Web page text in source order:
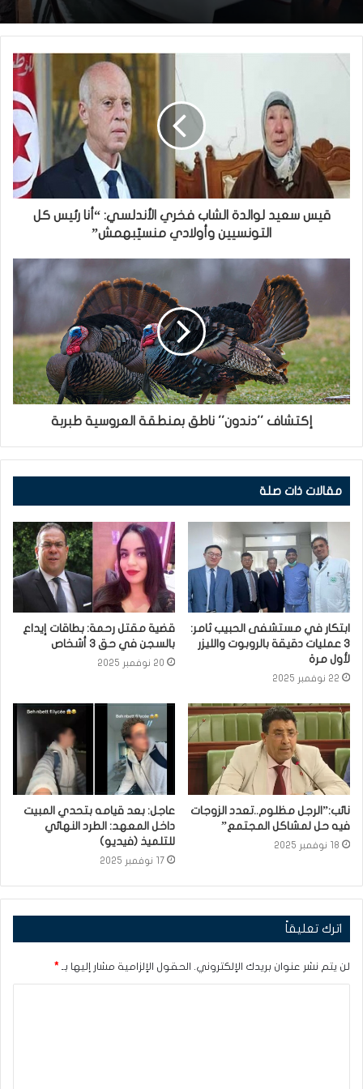
قيس سعيد لوالدة الشاب فخري الأندلسي: “أنا رئيس كل
التونسيين وأولادي منسيّبهمش”
إكتشاف ''دندون'' ناطق بمنطقة العروسية طبربة
مقالات ذات صلة
ابتكار في مستشفى الحبيب ثامر:
3 عمليات دقيقة بالروبوت والليزر
لأول مرة
22 نوفمبر 2025
قضية مقتل رحمة: بطاقات إيداع
بالسجن في حق 3 أشخاص
20 نوفمبر 2025
نائب:”الرجل مظلوم..تعدد الزوجات
فيه حل لمشاكل المجتمع”
18 نوفمبر 2025
عاجل: بعد قيامه بتحدي المبيت
داخل المعهد: الطرد النهائي
للتلميذ (فيديو)
17 نوفمبر 2025
اترك تعليقاً
لن يتم نشر عنوان بريدك الإلكتروني. الحقول الإلزامية مشار إليها بـ *